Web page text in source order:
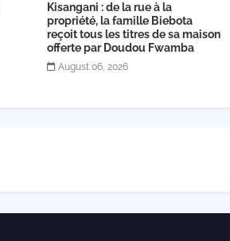
Kisangani : de la rue à la
propriété, la famille Biebota
reçoit tous les titres de sa maison
offerte par Doudou Fwamba
August 06, 2026